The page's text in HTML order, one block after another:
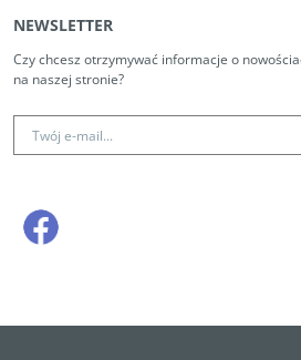
NEWSLETTER
Czy chcesz otrzymywać informacje o
na naszej stronie?